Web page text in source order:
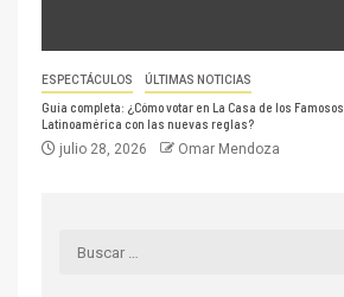
ESPECTÁCULOS ÚLTIMAS NOTICIAS
Guía completa: ¿Cómo votar en La Casa de los
Latinoamérica con las nuevas reglas?
julio 28, 2026 Omar Mendoza